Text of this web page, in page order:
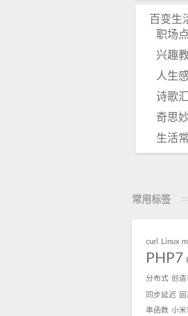
百变生
职场
兴趣
人生
诗歌
奇思
生活
常用标签
curl Linux
PHP7
分布式 创造
同步延迟
串函数 小米